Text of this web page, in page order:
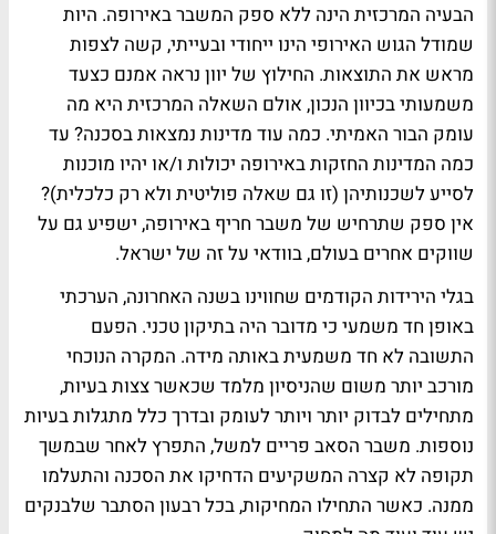
הבעיה המרכזית הינה ללא ספק המשבר באירופה. היות
שמודל הגוש האירופי הינו ייחודי ובעייתי, קשה לצפות
מראש את התוצאות. החילוץ של יוון נראה אמנם כצעד
משמעותי בכיוון הנכון, אולם השאלה המרכזית היא מה
עומק הבור האמיתי. כמה עוד מדינות נמצאות בסכנה? עד
כמה המדינות החזקות באירופה יכולות ו/או יהיו מוכנות
לסייע לשכנותיהן (זו גם שאלה פוליטית ולא רק כלכלית)?
אין ספק שתרחיש של משבר חריף באירופה, ישפיע גם על
שווקים אחרים בעולם, בוודאי על זה של ישראל.
בגלי הירידות הקודמים שחווינו בשנה האחרונה, הערכתי
באופן חד משמעי כי מדובר היה בתיקון טכני. הפעם
התשובה לא חד משמעית באותה מידה. המקרה הנוכחי
מורכב יותר משום שהניסיון מלמד שכאשר צצות בעיות,
מתחילים לבדוק יותר ויותר לעומק ובדרך כלל מתגלות בעיות
נוספות. משבר הסאב פריים למשל, התפרץ לאחר שבמשך
תקופה לא קצרה המשקיעים הדחיקו את הסכנה והתעלמו
ממנה. כאשר התחילו המחיקות, בכל רבעון הסתבר שלבנקים